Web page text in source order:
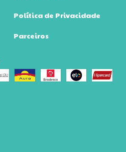
Política de Privacidade
Parceiros